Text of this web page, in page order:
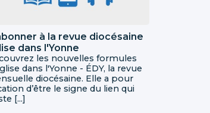
à la revue diocésaine
dans l'Yonne
les nouvelles formules
dans l'Yonne - ÉDY, la revue
diocésaine. Elle a pour
d’être le signe du lien qui
[...]